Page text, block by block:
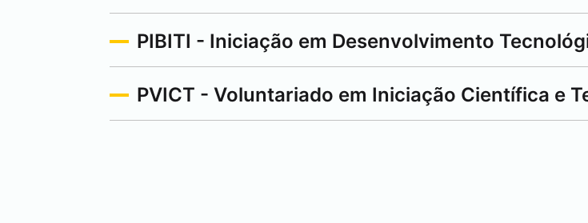
PIBITI - Iniciação em Desenvolvimento
PVICT - Voluntariado em Iniciação Científica e